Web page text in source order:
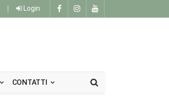
Login
CONTATTI